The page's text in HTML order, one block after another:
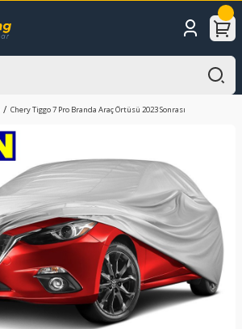
Chery Tiggo 7 Pro Branda Araç Örtüsü 2023 Sonrası